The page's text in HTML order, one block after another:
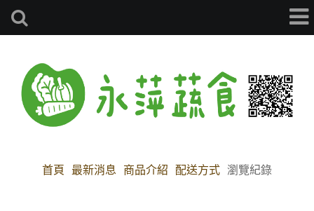
首頁 最新消息 商品介紹 配送方式 瀏覽紀錄